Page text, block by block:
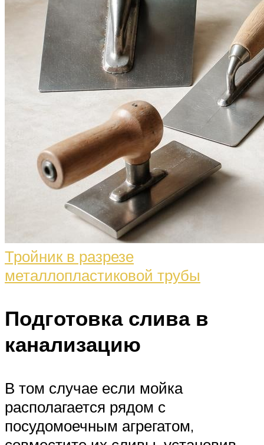
Тройник в разрезе
металлопластиковой трубы
Подготовка слива в
канализацию
В том случае если мойка
располагается рядом с
посудомоечным агрегатом,